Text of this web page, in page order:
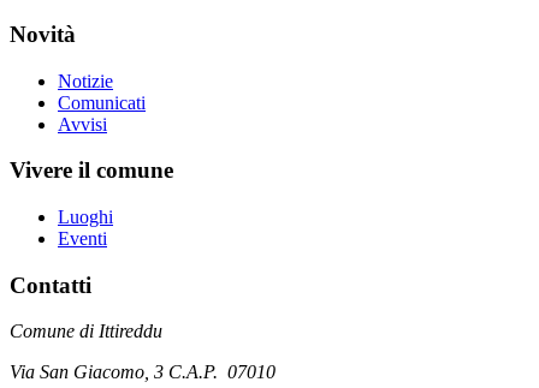
Novità
Notizie
Comunicati
Avvisi
Vivere il comune
Luoghi
Eventi
Contatti
Comune di Ittireddu
Via San Giacomo, 3 C.A.P. 07010